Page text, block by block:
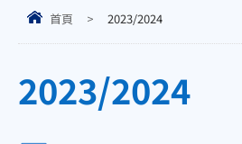
首頁 > 2023/2024
2023/2024